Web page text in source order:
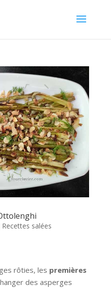
Recettes salées
rôties, les premières
des asperges